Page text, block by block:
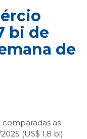
bi de
de
as
(US$ 1,8 bi)